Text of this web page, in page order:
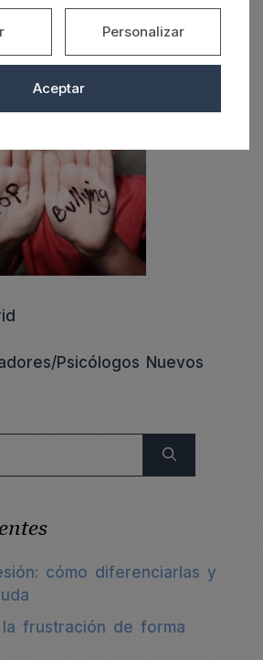
para evitar que los síntomas
se vea denigrado.
Psicólogos Nuevos
cómo diferenciarlas y
frustración de forma
Aceptar
Personalizar